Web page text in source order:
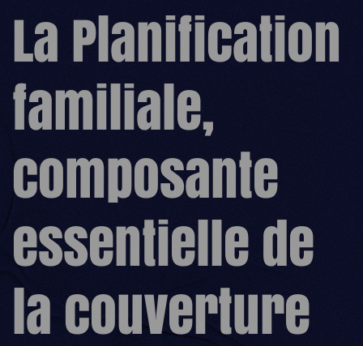
La Planification
familiale,
composante
essentielle de
la couverture